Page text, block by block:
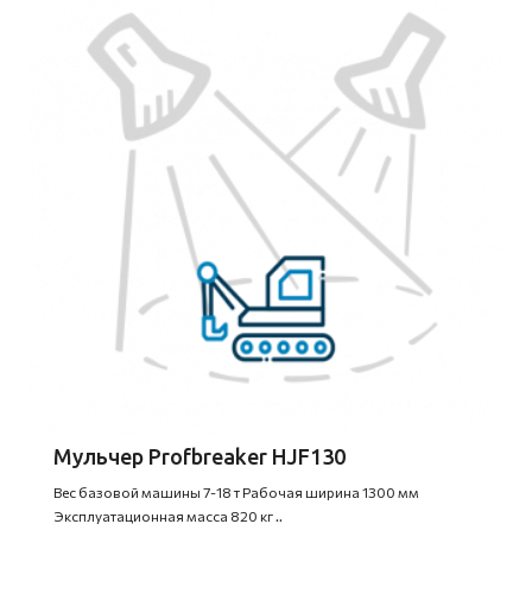
Мульчер Profbreaker HJF130
Вес базовой машины 7-18 т Рабочая ширина 1300 мм
Эксплуатационная масса 820 кг ..